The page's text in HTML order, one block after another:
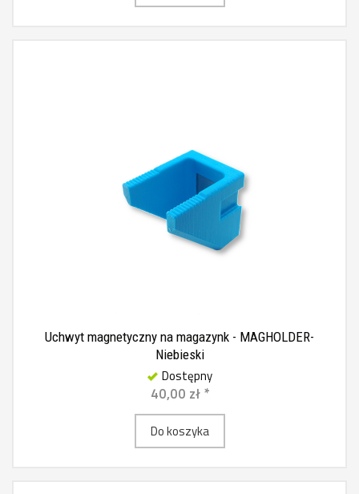
Uchwyt magnetyczny na magazynk - MAGHOLDER-
Niebieski
Dostępny
40,00 zł *
Do koszyka